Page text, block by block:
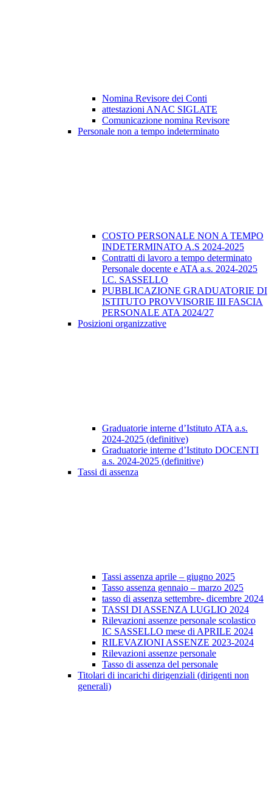
Nomina Revisore dei Conti
attestazioni ANAC SIGLATE
Comunicazione nomina Revisore
Personale non a tempo indeterminato
COSTO PERSONALE NON A TEMPO
INDETERMINATO A.S 2024-2025
Contratti di lavoro a tempo determinato
Personale docente e ATA a.s. 2024-2025
I.C. SASSELLO
PUBBLICAZIONE GRADUATORIE DI
ISTITUTO PROVVISORIE III FASCIA
PERSONALE ATA 2024/27
Posizioni organizzative
Graduatorie interne d’Istituto ATA a.s.
2024-2025 (definitive)
Graduatorie interne d’Istituto DOCENTI
a.s. 2024-2025 (definitive)
Tassi di assenza
Tassi assenza aprile – giugno 2025
Tasso assenza gennaio – marzo 2025
tasso di assenza settembre- dicembre 2024
TASSI DI ASSENZA LUGLIO 2024
Rilevazioni assenze personale scolastico
IC SASSELLO mese di APRILE 2024
RILEVAZIONI ASSENZE 2023-2024
Rilevazioni assenze personale
Tasso di assenza del personale
Titolari di incarichi dirigenziali (dirigenti non
generali)